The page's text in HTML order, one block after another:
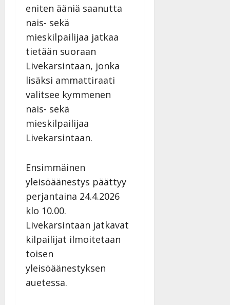
eniten ääniä saanutta
nais- sekä
mieskilpailijaa jatkaa
tietään suoraan
Livekarsintaan, jonka
lisäksi ammattiraati
valitsee kymmenen
nais- sekä
mieskilpailijaa
Livekarsintaan.
Ensimmäinen
yleisöäänestys päättyy
perjantaina 24.4.2026
klo 10.00.
Livekarsintaan jatkavat
kilpailijat ilmoitetaan
toisen
yleisöäänestyksen
auetessa.